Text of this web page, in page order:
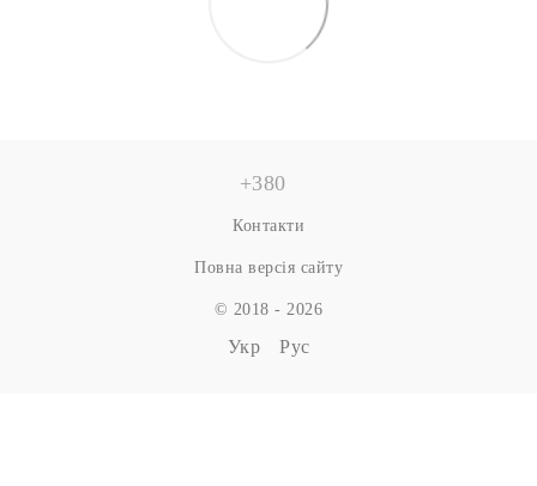
+380
Контакти
Повна версія сайту
© 2018 - 2026
Укр Рус